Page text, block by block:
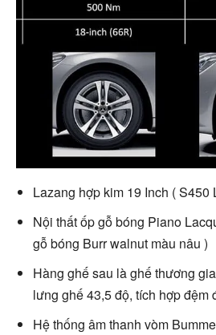
Lazang hợp kim 19 Inch ( S450
Nội thất ốp gỗ bóng Piano
gỗ bóng Burr walnut màu nâu )
Hàng ghế sau là ghế thương
lưng ghế 43,5 độ, tích hợp đệm
Hệ thống âm thanh vòm